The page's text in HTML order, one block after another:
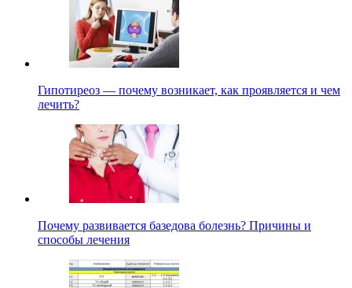
Гипотиреоз — почему возникает, как проявляется и чем
лечить?
Почему развивается базедова болезнь? Причины и
способы лечения